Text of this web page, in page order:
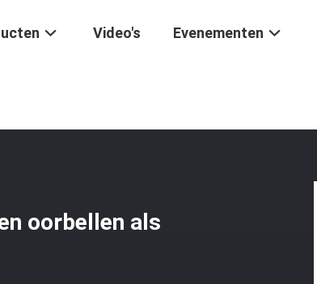
Video's Evenementen
Diamanten Oorbellen Als Verjaardagscadeau
oorbellen als